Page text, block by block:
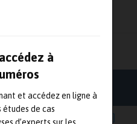
à
et accédez en ligne à
de cas